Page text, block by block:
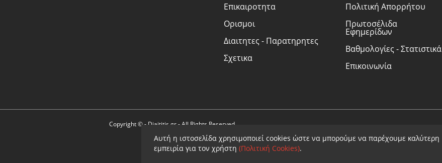
Επικαιροτητα
Ορισμοι
Διαιτητες - Παρατηρητες
Σχετικα
Πολιτική Απορρήτου
Πρωτοσέλιδα
Εφημερίδων
Βαθμολογίες - Στατιστικά
Επικοινωνία
Copyright © - Diaititis.gr - All Rights Reserved.
Αυτή η ιστοσελίδα χρησιμοποιεί cookies ώστε να μπορούμε να παρέχουμε καλύτερη
εμπειρία για τον χρήστη (Πολιτική Cookies).